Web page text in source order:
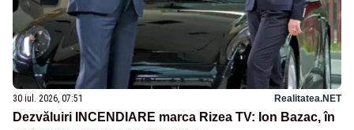
30 iul. 2026, 07:51 Realitatea.NET
Dezvăluiri INCENDIARE marca Rizea TV: Ion Bazac, în